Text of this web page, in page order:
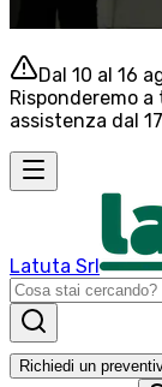
Dal 10 al 16
Risponderemo
assistenza dal
Latuta Srl
Richiedi un